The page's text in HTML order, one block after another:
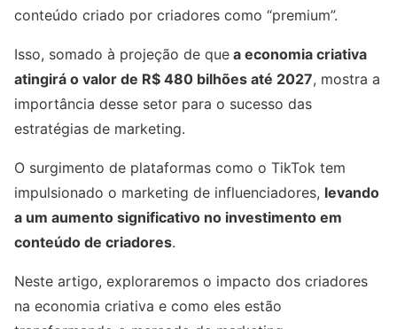
conteúdo criado por criadores como “premium”.
Isso, somado à projeção de que a economia criativa
atingirá o valor de R$ 480 bilhões até 2027, mostra a
importância desse setor para o sucesso das
estratégias de marketing.
O surgimento de plataformas como o TikTok tem
impulsionado o marketing de influenciadores, levando
a um aumento significativo no investimento em
conteúdo de criadores.
Neste artigo, exploraremos o impacto dos criadores
na economia criativa e como eles estão